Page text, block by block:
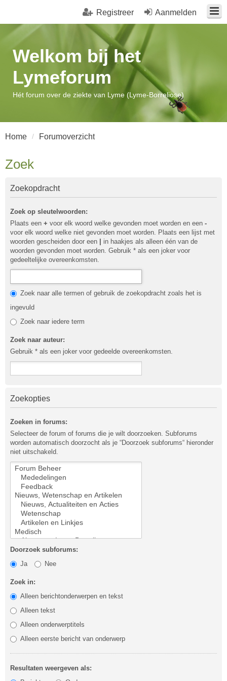
Aanmelden
Registreer
Welkom bij het
Lymeforum
Hét forum over de ziekte van Lyme (Lyme-Borreliose)
Home Forumoverzicht
Zoek
Zoekopdracht
Zoek op sleutelwoorden:
Plaats een + voor elk woord welke gevonden moet worden en een -
voor elk woord welke niet gevonden moet worden. Plaats een lijst met
woorden gescheiden door een
in haakjes als alleen één van de
woorden gevonden moet worden. Gebruik * als een joker voor
gedeeltelijke overeenkomsten.
Zoek naar alle termen of gebruik de zoekopdracht zoals het is
ingevuld
Zoek naar iedere term
Zoek naar auteur:
Gebruik * als een joker voor gedeelde overeenkomsten.
Zoekopties
Zoeken in forums:
Selecteer de forum of forums die je wilt doorzoeken. Subforums
worden automatisch doorzocht als je “Doorzoek subforums“ hieronder
niet uitschakeld.
Doorzoek subforums:
Ja
Nee
Zoek in:
Alleen berichtonderwerpen en tekst
Alleen tekst
Alleen onderwerptitels
Alleen eerste bericht van onderwerp
Resultaten weergeven als: